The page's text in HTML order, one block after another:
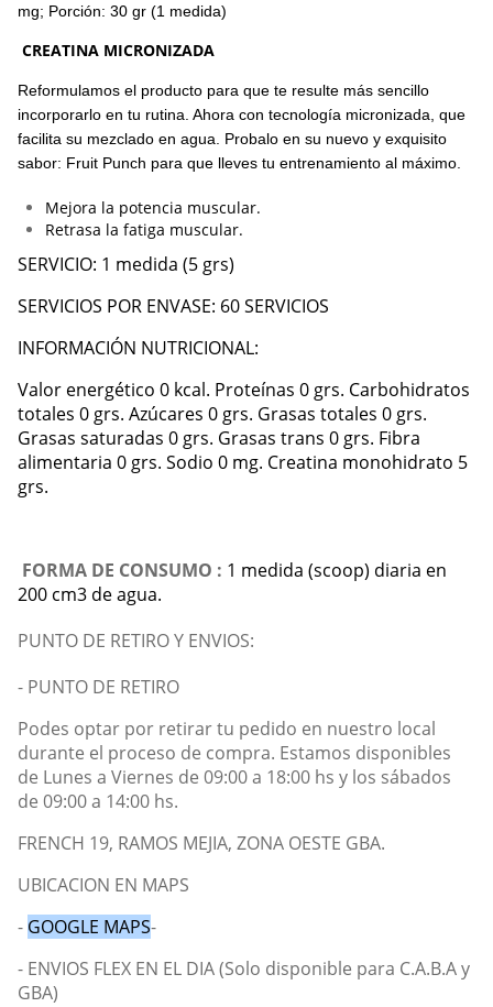
mg; Porción: 30 gr (1 medida)
CREATINA MICRONIZADA
Reformulamos el producto para que te resulte más sencillo
incorporarlo en tu rutina. Ahora con tecnología micronizada, que
facilita su mezclado en agua. Probalo en su nuevo y exquisito
sabor: Fruit Punch para que lleves tu entrenamiento al máximo.
Mejora la potencia muscular.
Retrasa la fatiga muscular.
SERVICIO: 1 medida (5 grs)
SERVICIOS POR ENVASE: 60 SERVICIOS
INFORMACIÓN NUTRICIONAL:
Valor energético 0 kcal. Proteínas 0 grs. Carbohidratos
totales 0 grs. Azúcares 0 grs. Grasas totales 0 grs.
Grasas saturadas 0 grs. Grasas trans 0 grs. Fibra
alimentaria 0 grs. Sodio 0 mg. Creatina monohidrato 5
grs.
FORMA DE CONSUMO : 1 medida (scoop) diaria en
200 cm3 de agua.
PUNTO DE RETIRO Y ENVIOS:
- PUNTO DE RETIRO
Podes optar por retirar tu pedido en nuestro local
durante el proceso de compra. Estamos disponibles
de Lunes a Viernes de 09:00 a 18:00 hs y los sábados
de 09:00 a 14:00 hs.
FRENCH 19, RAMOS MEJIA, ZONA OESTE GBA.
UBICACION EN MAPS
- GOOGLE MAPS-
- ENVIOS FLEX EN EL DIA (Solo disponible para C.A.B.A y
GBA)